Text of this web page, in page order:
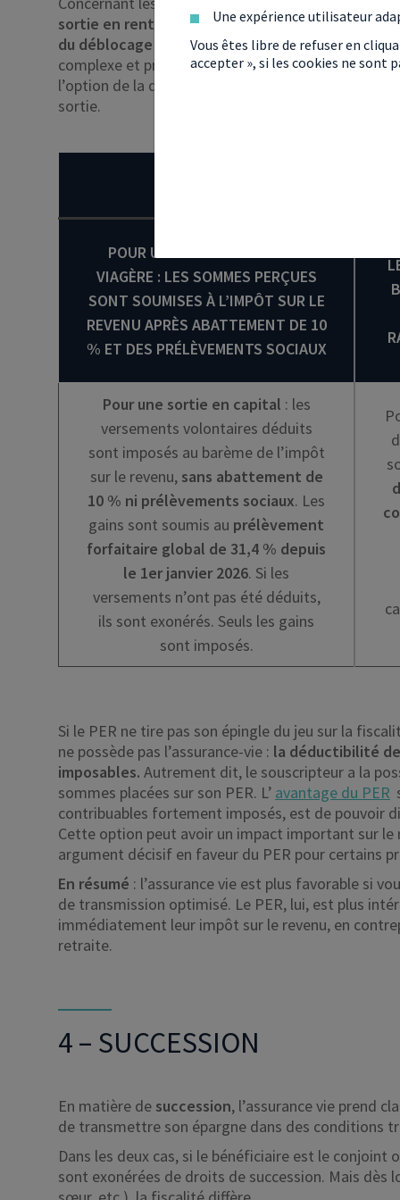
sortie en rente ou en capital, selon le choix du
du déblocage des fonds n’est pas la même.Pour
complexe et prend en compte plusieurs critères,
l’option de la déductibilité des versements à
sortie.
POUR UNE SORTIE EN RENTE
VIAGÈRE : LES SOMMES PERÇUES
SONT SOUMISES À L’IMPÔT SUR LE
REVENU APRÈS ABATTEMENT DE 10
% ET DES PRÉLÈVEMENTS SOCIAUX
Pour une sortie en capital : les
versements volontaires déduits
sont imposés au barème de l’impôt
sur le revenu, sans abattement de
10 % ni prélèvements sociaux. Les
gains sont soumis au prélèvement
forfaitaire global de 31,4 % depuis
le 1er janvier 2026. Si les
versements n’ont pas été déduits,
ils sont exonérés. Seuls les gains
sont imposés.
Si le PER ne tire pas son épingle du jeu sur la
ne possède pas l’assurance-vie : la déductibilité
imposables. Autrement dit, le souscripteur a la
sommes placées sur son PER. L’ avantage du PER
contribuables fortement imposés, est de pouvoir
Cette option peut avoir un impact important sur
argument décisif en faveur du PER pour certains
En résumé : l’assurance vie est plus favorable si
de transmission optimisé. Le PER, lui, est plus
immédiatement leur impôt sur le revenu, en
retraite.
4 – SUCCESSION
En matière de succession, l’assurance vie prend
de transmettre son épargne dans des conditions
Dans les deux cas, si le bénéficiaire est le conjoint
sont exonérées de droits de succession. Mais dès
Une expérience utilisateur
Vous êtes libre de refuser en
accepter », si les cookies ne sont